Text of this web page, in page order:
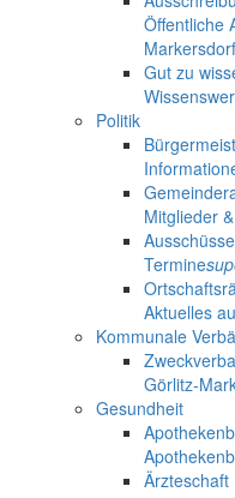
Öffentliche
Markersdorf
Gut zu
Politik
Mitglieder
Ausschüsse
Termine
Aktuelles
Kommunale
Görlitz-
Gesundheit
Ärzteschaft